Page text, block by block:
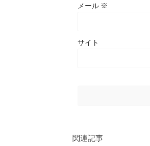
メール ※
サイト
関連記事